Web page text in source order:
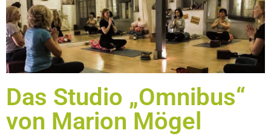
Das Studio „Omnibus“
von Marion Mögel